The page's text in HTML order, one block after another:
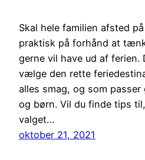
Skal hele familien afsted
praktisk på forhånd at
gerne vil have ud af
vælge den rette
alles smag, og som
og børn. Vil du finde tips
valget…
oktober 21, 2021